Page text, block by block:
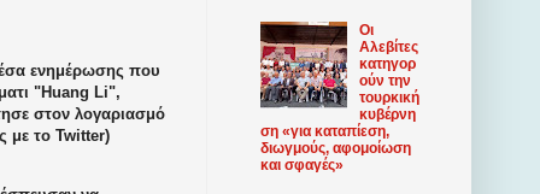
ενημέρωσης που
"Huang Li",
στον λογαριασμό
με το Twitter)
Οι
Αλεβίτες
κατηγορ
ούν την
τουρκική
κυβέρνη
ση «για καταπίεση,
διωγμούς, αφομοίωση
και σφαγές»